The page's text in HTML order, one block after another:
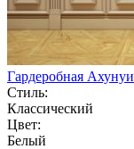
Гардеробная Ахунуи
Стиль:
Классический
Цвет:
Белый